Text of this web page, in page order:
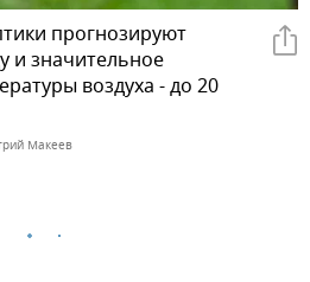
прогнозируют
и значительное
воздуха - до 20
Макеев